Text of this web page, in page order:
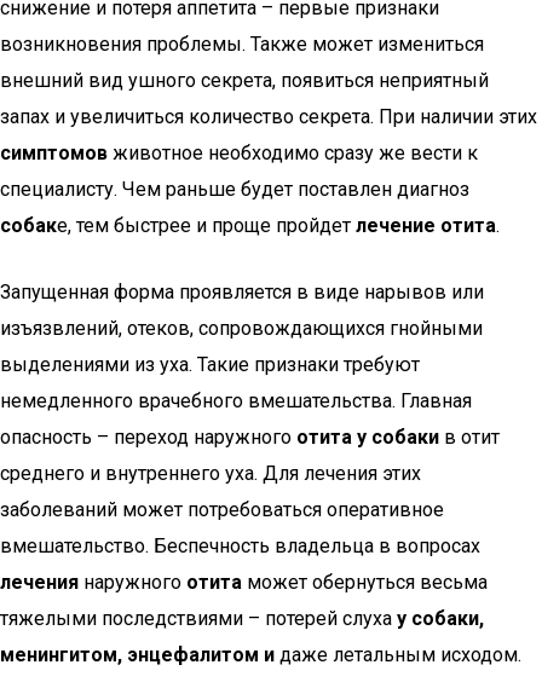
снижение и потеря аппетита – первые признаки
возникновения проблемы. Также может измениться
внешний вид ушного секрета, появиться неприятный
запах и увеличиться количество секрета. При наличии этих
симптомов животное необходимо сразу же вести к
специалисту. Чем раньше будет поставлен диагноз
собаке, тем быстрее и проще пройдет лечение отита.
Запущенная форма проявляется в виде нарывов или
изъязвлений, отеков, сопровождающихся гнойными
выделениями из уха. Такие признаки требуют
немедленного врачебного вмешательства. Главная
опасность – переход наружного отита у собаки в отит
среднего и внутреннего уха. Для лечения этих
заболеваний может потребоваться оперативное
вмешательство. Беспечность владельца в вопросах
лечения наружного отита может обернуться весьма
тяжелыми последствиями – потерей слуха у собаки,
менингитом, энцефалитом и даже летальным исходом.